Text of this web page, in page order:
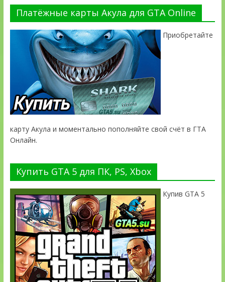
Платёжные карты Акула для GTA Online
Приобретайте
карту Акула и моментально пополняйте свой счёт в ГТА
Онлайн.
Купить GTA 5 для ПК, PS, Xbox
Купив GTA 5